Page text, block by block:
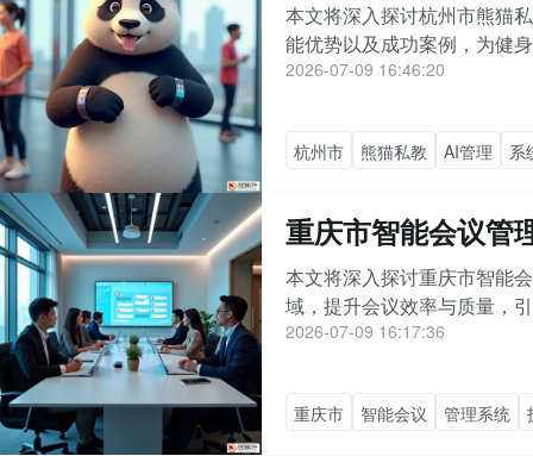
本文将深入探讨杭州市熊猫
能优势以及成功案例，为健
2026-07-09 16:46:20
杭州市 熊猫私教 AI管理 系
重庆市智能会议管
本文将深入探讨重庆市智能
域，提升会议效率与质量，
2026-07-09 16:17:36
重庆市 智能会议 管理系统